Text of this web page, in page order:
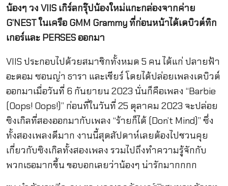
น้องๆ วง VIIS เกิร์ลกรุ๊ปน้องใหม่แกะกล่องจากค่าย
G’NEST ในเครือ GMM Grammy ที่ก่อนหน้าได้เดบิวต์ทิก
เกอร์และ PERSES ออกมา
VIIS ประกอบไปด้วยสมาชิกทั้งหมด 5 คน ได้แก่ ปลายฟ้า
อะตอม ซอนญ่า ธารา และเชียร์ โดยได้ปล่อยเพลงเดบิวต์
ออกมาเมื่อวันที่ 6 กันยายน 2023 นั่นก็คือเพลง “Barbie
(Oops! Oops!)” ก่อนที่ในวันที่ 25 ตุลาคม 2023 จะปล่อย
ซิงเกิลที่สองออกมากับเพลง “ร้ายก็ได้ (Don’t Mind)” ซึ่ง
ทั้งสองเพลงดีมาก งานนี้สุดสัปดาห์เลยต้องไปชวนคุย
เกี่ยวกับซิงเกิลทั้งสองเพลง รวมไปถึงทำความรู้จักกับ
พวกเธอมากขึ้น ขอบอกเลยว่าน้องๆ น่ารักมากกกก